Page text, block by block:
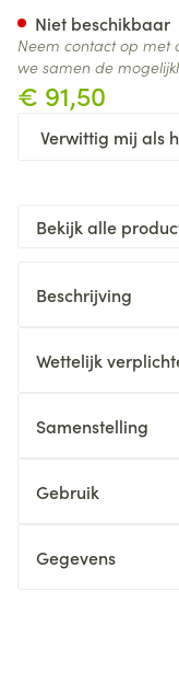
€ 91,50
Verwittig mij als
Niet beschikbaar
Neem contact op met
we samen de
Bekijk alle
Beschrijving
Wettelijk
Samenstelling
Gebruik
Gegevens